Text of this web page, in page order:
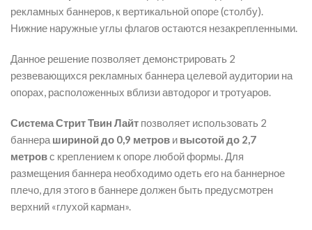
рекламных баннеров, к вертикальной опоре (столбу).
Нижние наружные углы флагов остаются незакрепленными.
Данное решение позволяет демонстрировать 2
резвевающихся рекламных баннера целевой аудитории на
опорах, расположенных вблизи автодорог и тротуаров.
Система Стрит Твин Лайт позволяет использовать 2
баннера шириной до 0,9 метров и высотой до 2,7
метровс креплением к опоре любой формы. Для
размещения баннера необходимо одеть его на баннерное
плечо, для этого в баннере должен быть предусмотрен
верхний «глухой карман».